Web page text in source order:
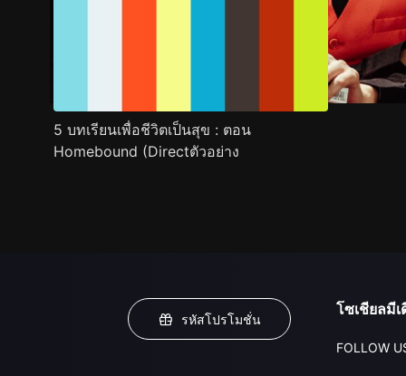
5 บทเรียนเพื่อชีวิตเป็นสุข : ตอน
Homebound (Directตัวอย่าง
รหัสโปรโมชั่น
โซเชียลมีเ
FOLLOW